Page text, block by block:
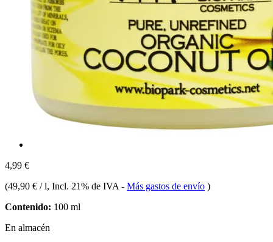
4,99 €
(49,90 € / l, Incl. 21% de IVA - Más gastos de envío )
Contenido: 100 ml
En almacén